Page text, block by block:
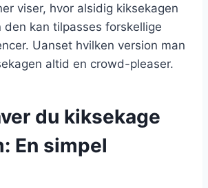
viser, hvor alsidig kiksekagen
den kan tilpasses forskellige
Uanset hvilken version man
altid en crowd-pleaser.
du kiksekage
En simpel